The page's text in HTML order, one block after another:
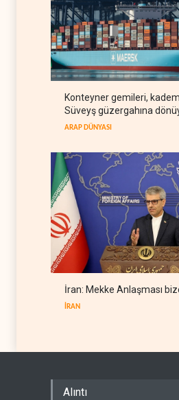
İran,
denklemi
İRAN 10
adımları
hedefleriyle
Konteyner gemileri,
Süveyş güzergahına
ARAP DÜNYASI
İran: Mekke Anlaşması
İRAN
Alıntı